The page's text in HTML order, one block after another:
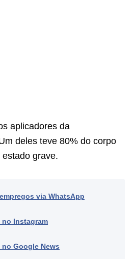
aplicadores da
deles teve 80% do corpo
grave.
via WhatsApp
no Instagram
Google News